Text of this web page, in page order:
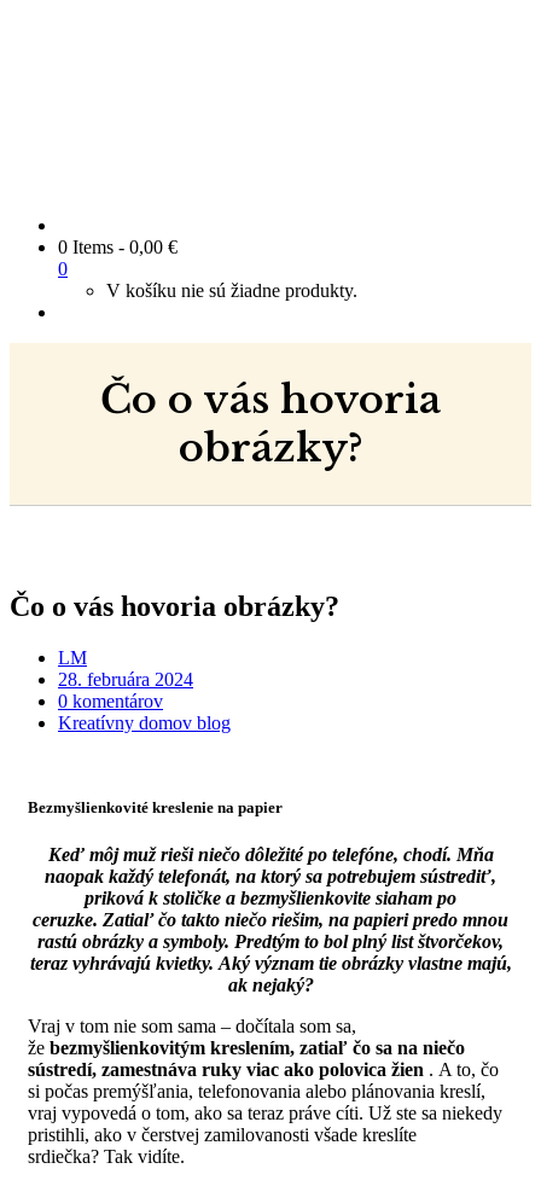
0 Items - 0,00 €
0
V košíku nie sú žiadne produkty.
Čo o vás hovoria
obrázky?
Čo o vás hovoria obrázky?
LM
28. februára 2024
0 komentárov
Kreatívny domov blog
Bezmyšlienkovité kreslenie na papier
Keď môj muž rieši niečo dôležité po telefóne, chodí. Mňa
naopak každý telefonát, na ktorý sa potrebujem sústrediť,
priková k stoličke a bezmyšlienkovite siaham po
ceruzke. Zatiaľ čo takto niečo riešim, na papieri predo mnou
rastú obrázky a symboly. Predtým to bol plný list štvorčekov,
teraz vyhrávajú kvietky. Aký význam tie obrázky vlastne majú,
ak nejaký?
Vraj v tom nie som sama – dočítala som sa,
že bezmyšlienkovitým kreslením, zatiaľ čo sa na niečo
sústredí, zamestnáva ruky viac ako polovica žien . A to, čo
si počas premýšľania, telefonovania alebo plánovania kreslí,
vraj vypovedá o tom, ako sa teraz práve cíti. Už ste sa niekedy
pristihli, ako v čerstvej zamilovanosti všade kreslíte
srdiečka? Tak vidíte.